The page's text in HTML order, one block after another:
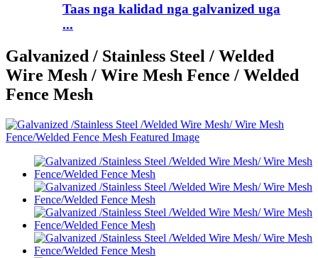
Taas nga kalidad nga galvanized uga
...
Galvanized / Stainless Steel / Welded
Wire Mesh / Wire Mesh Fence / Welded
Fence Mesh